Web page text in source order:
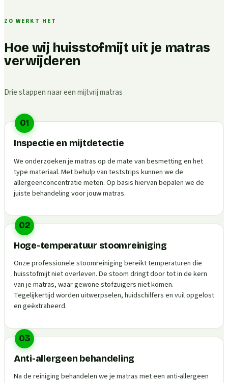
ZO WERKT HET
Hoe wij huisstofmijt uit je matras
verwijderen
Drie stappen naar een mijtvrij matras
01
Inspectie en mijtdetectie
We onderzoeken je matras op de mate van besmetting en het
type materiaal. Met behulp van teststrips kunnen we de
allergeenconcentratie meten. Op basis hiervan bepalen we de
juiste behandeling voor jouw matras.
02
Hoge-temperatuur stoomreiniging
Onze professionele stoomreiniging bereikt temperaturen die
huisstofmijt niet overleven. De stoom dringt door tot in de kern
van je matras, waar gewone stofzuigers niet komen.
Tegelijkertijd worden uitwerpselen, huidschilfers en vuil opgelost
en geëxtraheerd.
03
Anti-allergeen behandeling
Na de reiniging behandelen we je matras met een anti-allergeen